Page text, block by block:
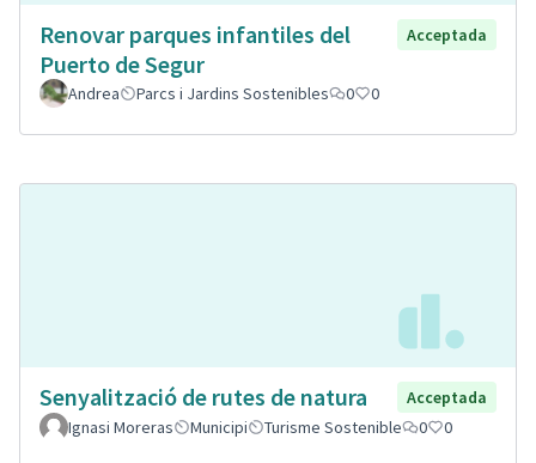
Renovar parques infantiles del
Puerto de Segur
Acceptada
Andrea Parcs i Jardins Sostenibles 0 0
Senyalització de rutes de natura
Acceptada
Ignasi Moreras
Municipi Turisme Sostenible 0 0